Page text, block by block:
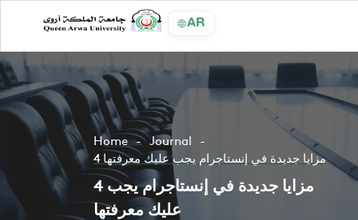
AR
Home
Journal
4 مزايا جديدة في إنستاجرام يجب عليك معرفتها
4 مزايا جديدة في إنستاجرام يجب
عليك معرفتها